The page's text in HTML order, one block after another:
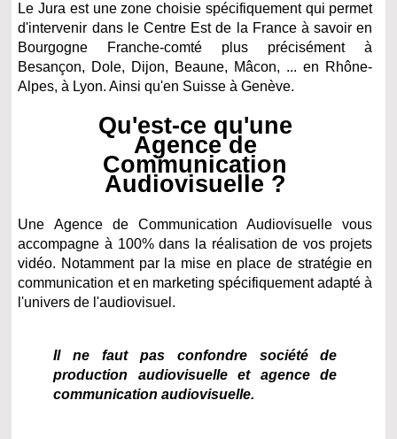
Le Jura est une zone choisie spécifiquement qui permet
d'intervenir dans le Centre Est de la France à savoir en
Bourgogne Franche-comté plus précisément à
Besançon, Dole, Dijon, Beaune, Mâcon, ... en Rhône-
Alpes, à Lyon. Ainsi qu'en Suisse à Genève.
Qu'est-ce qu'une
Agence de
Communication
Audiovisuelle ?
Une Agence de Communication Audiovisuelle vous
accompagne à 100% dans la réalisation de vos projets
vidéo. Notamment par la mise en place de stratégie en
communication et en marketing spécifiquement adapté à
l'univers de l'audiovisuel.
Il ne faut pas confondre société de
production audiovisuelle et agence de
communication audiovisuelle.